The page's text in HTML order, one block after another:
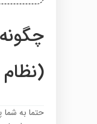
حتما به شما